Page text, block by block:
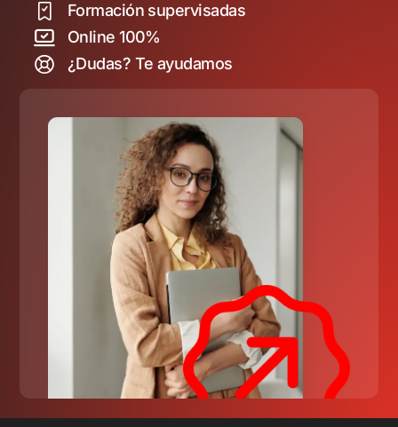
Formación supervisadas
Online 100%
¿Dudas? Te ayudamos